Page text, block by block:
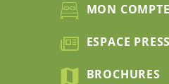
MON
ESPACE
BROCHURES